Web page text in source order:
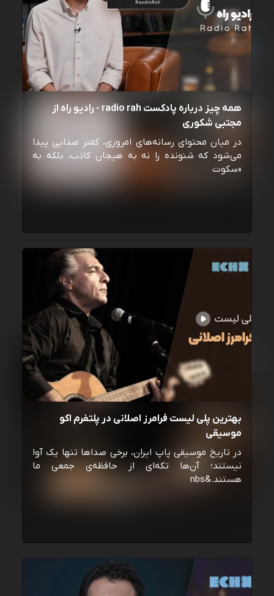
همه چیز درباره پادکست radio rah - رادیو راه از
مجتبی شکوری
در میان محتوای رسانه‌های امروزی، کمتر صدایی پیدا
می‌شود که شنونده را نه به هیجان کاذب، بلکه به
«سکوت
بهترین پلی لیست فرامرز اصلانی در پلتفرم اکو
موسیقی
در تاریخ موسیقی پاپ ایران، برخی صداها تنها یک آوا
نیستند؛ آن‌ها تکه‌ای از حافظه‌ی جمعی ما
هستند.&nbs